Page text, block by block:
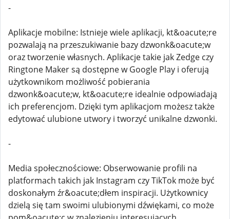
-
Aplikacje mobilne: Istnieje wiele aplikacji, kt&oacute;re
pozwalają na przeszukiwanie bazy dzwonk&oacute;w
oraz tworzenie własnych. Aplikacje takie jak Zedge czy
Ringtone Maker są dostępne w Google Play i oferują
użytkownikom możliwość pobierania
dzwonk&oacute;w, kt&oacute;re idealnie odpowiadają
ich preferencjom. Dzięki tym aplikacjom możesz także
edytować ulubione utwory i tworzyć unikalne dzwonki.
-
Media społecznościowe: Obserwowanie profili na
platformach takich jak Instagram czy TikTok może być
doskonałym źr&oacute;dłem inspiracji. Użytkownicy
dzielą się tam swoimi ulubionymi dźwiękami, co może